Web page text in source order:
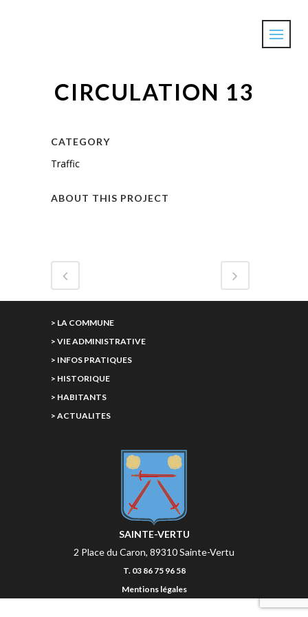
CIRCULATION 13
CATEGORY
Traffic
ABOUT THIS PROJECT
> LA COMMUNE
> VIE ADMINISTRATIVE
> INFOS PRATIQUES
> HISTORIQUE
> HABITANTS
> ACTUALITES
SAINTE-VERTU
2 Place du Caron, 89310 Sainte-Vertu
T. 03 86 75 96 58
Mentions légales